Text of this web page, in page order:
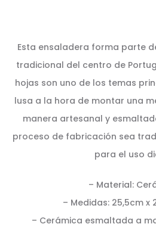
Esta ensaladera forma parte
tradicional del centro de
hojas son uno de los temas
lusa a la hora de montar una
manera artesanal y
proceso de fabricación sea
para el uso
– Material:
– Medidas: 25,5cm x
– Cerámica esmaltada a